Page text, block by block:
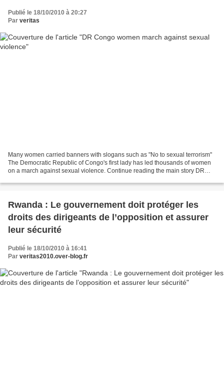
Publié le 18/10/2010 à 20:27
Par veritas
Many women carried banners with slogans such as "No to sexual terrorism"
The Democratic Republic of Congo's first lady has led thousands of women
on a march against sexual violence. Continue reading the main story DR
Rwanda : Le gouvernement doit protéger les
droits des dirigeants de l’opposition et assurer
leur sécurité
Publié le 18/10/2010 à 16:41
Par veritas2010.over-blog.fr